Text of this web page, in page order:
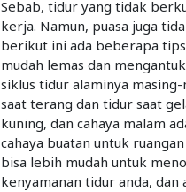
Sebab, tidur yang tidak
kerja. Namun, puasa juga
berikut ini ada beberapa
mudah lemas dan
siklus tidur alaminya
saat terang dan tidur saat
kuning, dan cahaya malam
cahaya buatan untuk
bisa lebih mudah untuk
kenyamanan tidur anda,